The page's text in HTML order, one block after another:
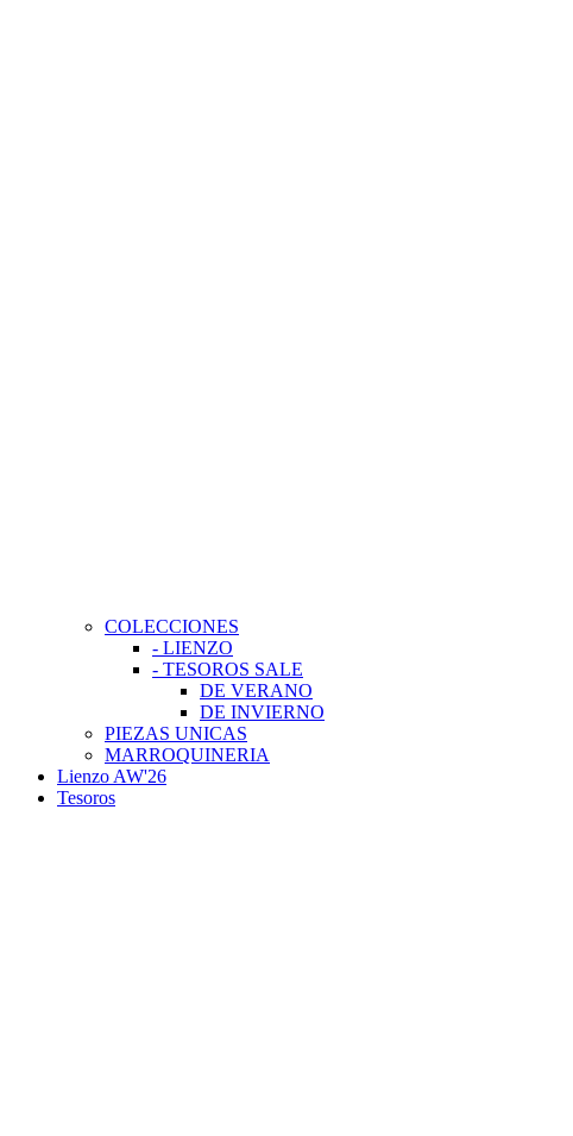
COLECCIONES
- LIENZO
- TESOROS SALE
DE VERANO
DE INVIERNO
PIEZAS UNICAS
MARROQUINERIA
Lienzo AW'26
Tesoros